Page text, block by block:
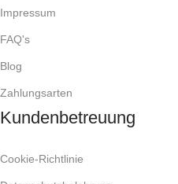
Impressum
FAQ's
Blog
Zahlungsarten
Kundenbetreuung
Cookie-Richtlinie